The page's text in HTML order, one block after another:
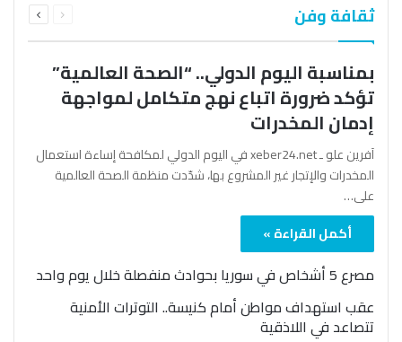
ثقافة وفن الصفحةالصفحة
بمناسبة اليوم الدولي.. “الصحة العالمية”
تؤكد ضرورة اتباع نهج متكامل لمواجهة
إدمان المخدرات
آفرين علو ـ xeber24.net في اليوم الدولي لمكافحة إساءة استعمال
المخدرات والإتجار غير المشروع بها، شدّدت منظمة الصحة العالمية
على…
أكمل القراءة »
مصرع 5 أشخاص في سوريا بحوادث منفصلة خلال يوم واحد
عقب استهداف مواطن أمام كنيسة.. التوترات الأمنية
تتصاعد في اللاذقية